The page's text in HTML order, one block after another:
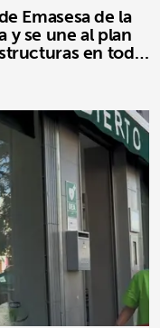
Emasesa de la
y se une al plan
en toda